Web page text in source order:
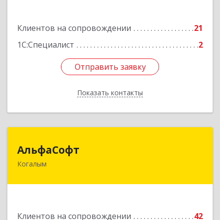
Клиентов на сопровождении
21
1С:Специалист
2
Отправить заявку
Показать контакты
Подробнее
Отправить заявку
Назад
АльфаСофт
Когалым
Клиентов на сопровождении 42
628484, Ханты-Мансийский Автономный округ